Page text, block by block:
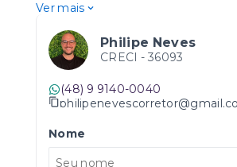
Ver mais
Philipe Neves
CRECI - 36093
(48) 9 9140-0040
Nome